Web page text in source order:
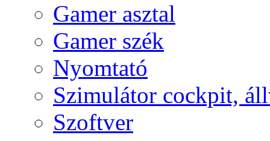
Gamer asztal
Gamer szék
Nyomtató
Szimulátor cockpit,
Szoftver